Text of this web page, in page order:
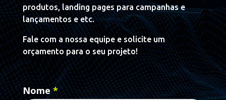
produtos, landing pages para campanhas e
lançamentos e etc.
Fale com a nossa equipe e solicite um
orçamento para o seu projeto!
Nome